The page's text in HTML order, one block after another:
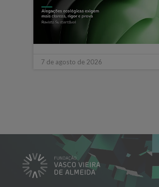
7 de agosto de 2026